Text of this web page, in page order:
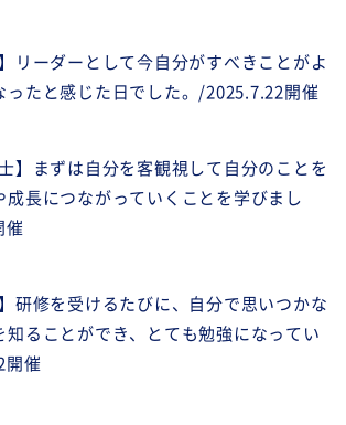
リーダーとして今自分がすべきことがよ
ったと感じた日でした。/2025.7.22開催
】まずは自分を客観視して自分のことを
長につながっていくことを学びまし
催
研修を受けるたびに、自分で思いつかな
知ることができ、とても勉強になってい
開催